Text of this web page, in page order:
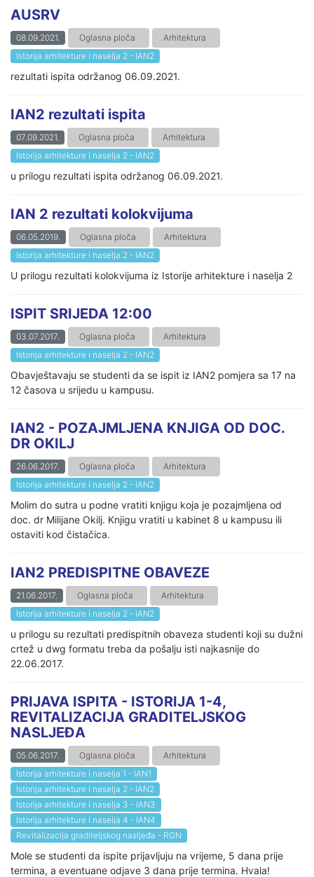
AUSRV
08.09.2021. Oglasna ploča
Arhitektura
Istorija arhitekture i naselja 2 - IAN2
rezultati ispita održanog 06.09.2021.
IAN2 rezultati ispita
07.09.2021. Oglasna ploča
Arhitektura
Istorija arhitekture i naselja 2 - IAN2
u prilogu rezultati ispita održanog 06.09.2021.
IAN 2 rezultati kolokvijuma
06.05.2019. Oglasna ploča
Arhitektura
Istorija arhitekture i naselja 2 - IAN2
U prilogu rezultati kolokvijuma iz Istorije arhitekture i naselja 2
ISPIT SRIJEDA 12:00
03.07.2017. Oglasna ploča
Arhitektura
Istorija arhitekture i naselja 2 - IAN2
Obavještavaju se studenti da se ispit iz IAN2 pomjera sa 17 na
12 časova u srijedu u kampusu.
IAN2 - POZAJMLJENA KNJIGA OD DOC.
DR OKILJ
26.06.2017. Oglasna ploča
Arhitektura
Istorija arhitekture i naselja 2 - IAN2
Molim do sutra u podne vratiti knjigu koja je pozajmljena od
doc. dr Milijane Okilj. Knjigu vratiti u kabinet 8 u kampusu ili
ostaviti kod čistačica.
IAN2 PREDISPITNE OBAVEZE
21.06.2017. Oglasna ploča
Arhitektura
Istorija arhitekture i naselja 2 - IAN2
u prilogu su rezultati predispitnih obaveza studenti koji su dužni
crtež u dwg formatu treba da pošalju isti najkasnije do
22.06.2017.
PRIJAVA ISPITA - ISTORIJA 1-4,
REVITALIZACIJA GRADITELJSKOG
NASLJEĐA
05.06.2017. Oglasna ploča
Arhitektura
Istorija arhitekture i naselja 1 - IAN1
Istorija arhitekture i naselja 2 - IAN2
Istorija arhitekture i naselja 3 - IAN3
Istorija arhitekture i naselja 4 - IAN4
Revitalizacija graditeljskog nasljeđa - RGN
Mole se studenti da ispite prijavljuju na vrijeme, 5 dana prije
termina, a eventuane odjave 3 dana prije termina. Hvala!